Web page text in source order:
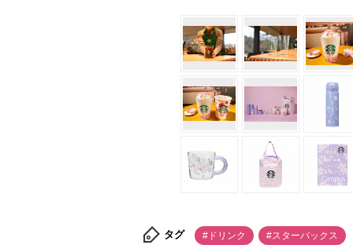
タグ #ドリンク #スターバックス